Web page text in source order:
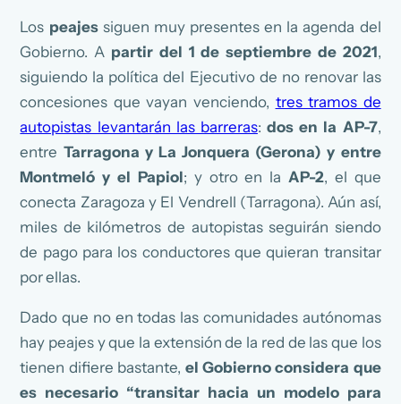
Los peajes siguen muy presentes en la agenda del
Gobierno. A partir del 1 de septiembre de 2021,
siguiendo la política del Ejecutivo de no renovar las
concesiones que vayan venciendo, tres tramos de
autopistas levantarán las barreras:dos en la AP-7,
entre Tarragona y La Jonquera (Gerona) y entre
Montmeló y el Papiol; y otro en la AP-2, el que
conecta Zaragoza y El Vendrell (Tarragona). Aún así,
miles de kilómetros de autopistas seguirán siendo
de pago para los conductores que quieran transitar
por ellas.
Dado que no en todas las comunidades autónomas
hay peajes y que la extensión de la red de las que los
tienen difiere bastante, el Gobierno considera que
es necesario “transitar hacia un modelo para